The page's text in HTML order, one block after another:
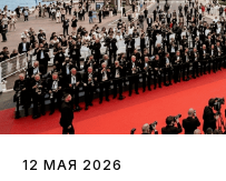
12 МАЯ 2026